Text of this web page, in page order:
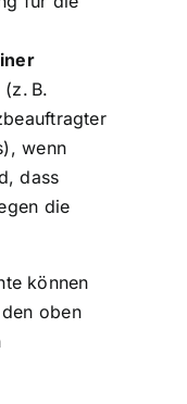
(z. B.
wenn
dass
die
können
oben